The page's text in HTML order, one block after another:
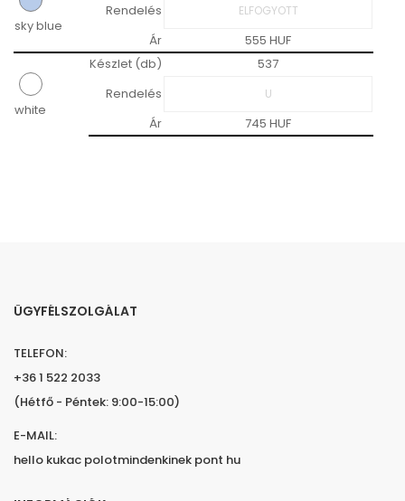
sky blue
Rendelés
Ár
555 HUF
white
Készlet (db)
537
Rendelés
Ár
745 HUF
ÜGYFÉLSZOLGÁLAT
TELEFON:
+36 1 522 2033
(Hétfő - Péntek: 9:00-15:00)
E-MAIL:
hello kukac polotmindenkinek pont hu